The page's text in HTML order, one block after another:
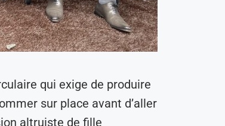
qui exige de produire
sur place avant d’aller
altruiste de fille